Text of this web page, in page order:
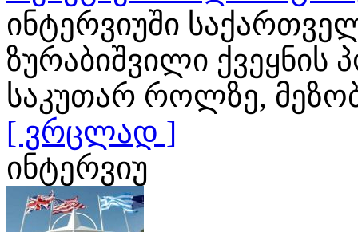
ინტერვიუში
ზურაბიშვილი ქვეყნის
საკუთარ როლზე,
[ ვრცლად ]
ინტერვიუ